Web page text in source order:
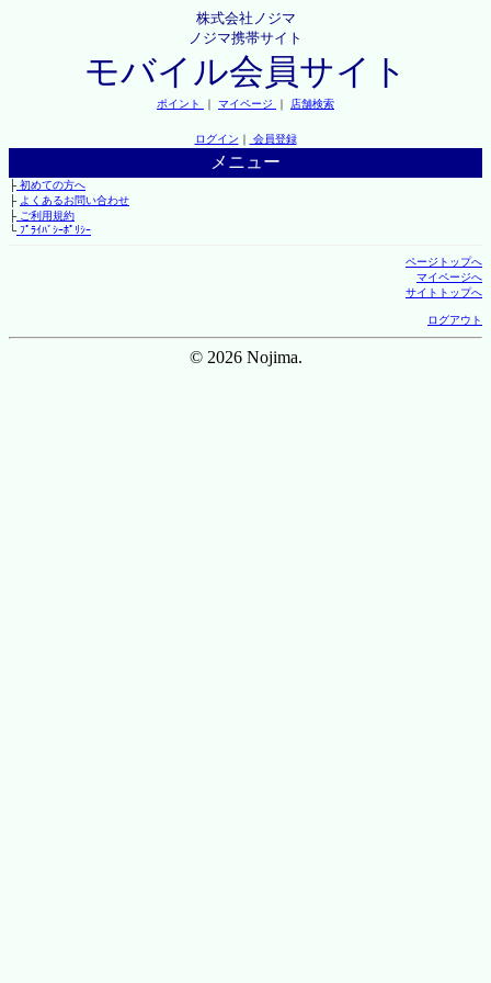
株式会社ノジマ
ノジマ携帯サイト
モバイル会員サイト
ポイント ｜ マイページ ｜ 店舗検索
ログイン ｜ 会員登録
メニュー
├初めての方へ
├ よくあるお問い合わせ
├ご利用規約
└ﾌﾟﾗｲﾊﾞｼｰﾎﾟﾘｼｰ
ページトップへ
マイページへ
サイトトップへ
ログアウト
© 2026 Nojima.